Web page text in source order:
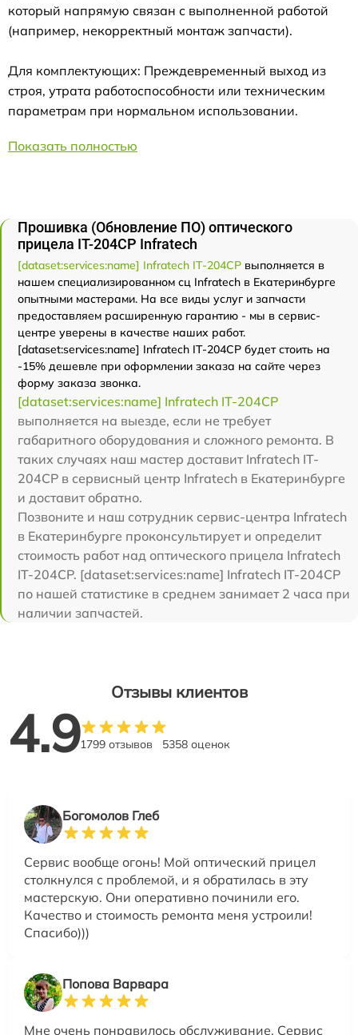
который напрямую связан с выполненной работой
(например, некорректный монтаж запчасти).
Для комплектующих: Преждевременный выход из
строя, утрата работоспособности или техническим
параметрам при нормальном использовании.
Показать полностью
Прошивка (Обновление ПО) оптического
прицела IT-204CP Infratech
[dataset:services:name] Infratech IT-204CP выполняется в
нашем специализированном сц Infratech в Екатеринбурге
опытными мастерами. На все виды услуг и запчасти
предоставляем расширенную гарантию - мы в сервис-
центре уверены в качестве наших работ.
[dataset:services:name] Infratech IT-204CP будет стоить на
-15% дешевле при оформлении заказа на сайте через
форму заказа звонка.
[dataset:services:name] Infratech IT-204CP
выполняется на выезде, если не требует
габаритного оборудования и сложного ремонта. В
таких случаях наш мастер доставит Infratech IT-
204CP в сервисный центр Infratech в Екатеринбурге
и доставит обратно.
Позвоните и наш сотрудник сервис-центра Infratech
в Екатеринбурге проконсультирует и определит
стоимость работ над оптического прицела Infratech
IT-204CP. [dataset:services:name] Infratech IT-204CP
по нашей статистике в среднем занимает 2 часа при
наличии запчастей.
Отзывы клиентов
4.91799 отзывов 5358 оценок
Богомолов Глеб
Сервис вообще огонь! Мой оптический прицел
столкнулся с проблемой, и я обратилась в эту
мастерскую. Они оперативно починили его.
Качество и стоимость ремонта меня устроили!
Спасибо)))
Попова Варвара
Мне очень понравилось обслуживание. Сервис